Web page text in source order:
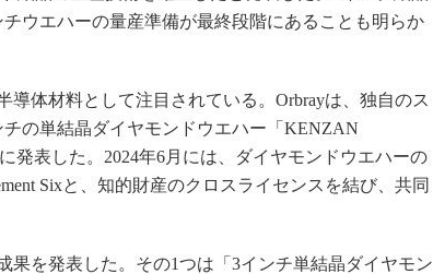
リスト「未来展望」
に愛されないエンジニア」の
行動論
ウエハーの量産準備が最終段階にあることも明らか
体材料として注目されている。Orbrayは、独自のス
の単結晶ダイヤモンドウエハー「KENZAN
発表した。2024年6月には、ダイヤモンドウエハーの
Sixと、知的財産のクロスライセンスを結び、共同
を発表した。その1つは「3インチ単結晶ダイヤモン